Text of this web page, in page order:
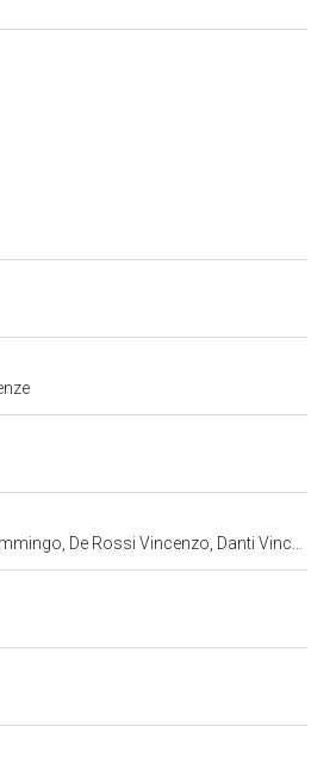
Buontalenti Bernardo (bottega) (sec. XVI)